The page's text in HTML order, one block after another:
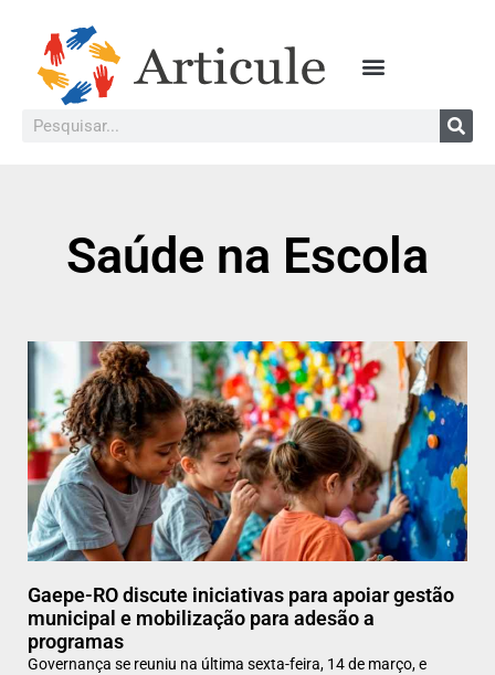
Saúde na Escola
Gaepe-RO discute iniciativas para apoiar gestão
municipal e mobilização para adesão a
programas
Governança se reuniu na última sexta-feira, 14 de março, e